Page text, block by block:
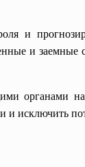
и
и заемные
органами
и исключить